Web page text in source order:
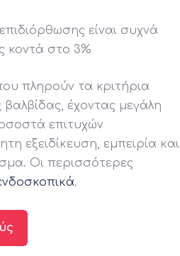
είναι συχνά
κοντά στο 3%
πληρούν τα κριτήρια
έχοντας μεγάλη
επιτυχών
εξειδίκευση, εμπειρία και
Οι περισσότερες
.